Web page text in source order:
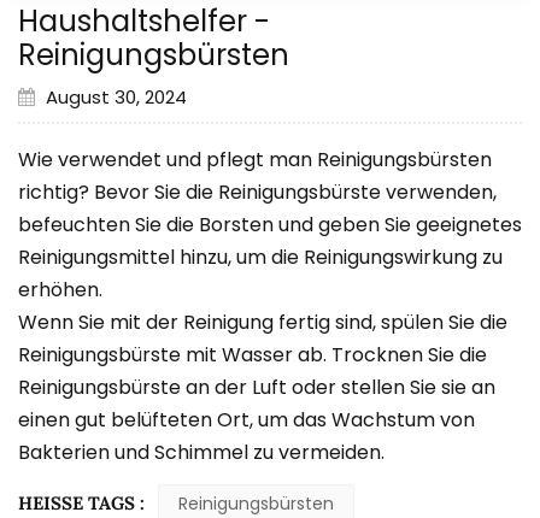
Haushaltshelfer -
Reinigungsbürsten
August 30, 2024
Wie verwendet und pflegt man Reinigungsbürsten
richtig? Bevor Sie die Reinigungsbürste verwenden,
befeuchten Sie die Borsten und geben Sie geeignetes
Reinigungsmittel hinzu, um die Reinigungswirkung zu
erhöhen.
Wenn Sie mit der Reinigung fertig sind, spülen Sie die
Reinigungsbürste mit Wasser ab. Trocknen Sie die
Reinigungsbürste an der Luft oder stellen Sie sie an
einen gut belüfteten Ort, um das Wachstum von
Bakterien und Schimmel zu vermeiden.
HEISSE TAGS :
Reinigungsbürsten